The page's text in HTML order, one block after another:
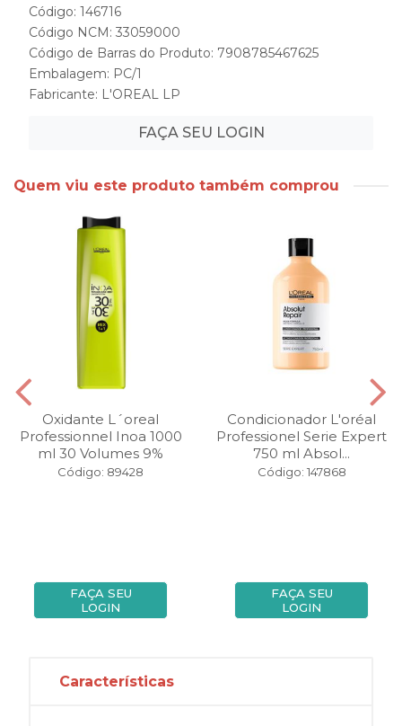
Código: 146716
Código NCM: 33059000
Código de Barras do Produto: 7908785467625
Embalagem: PC/1
Fabricante: L'OREAL LP
FAÇA SEU LOGIN
Quem viu este produto também comprou
Oxidante L´oreal
Professionnel Inoa 1000
ml 30 Volumes 9%
Código: 89428
FAÇA SEU
LOGIN
Condicionador L'oréal
Professionel Serie Expert
750 ml Absol...
Código: 147868
FAÇA SEU
LOGIN
Características